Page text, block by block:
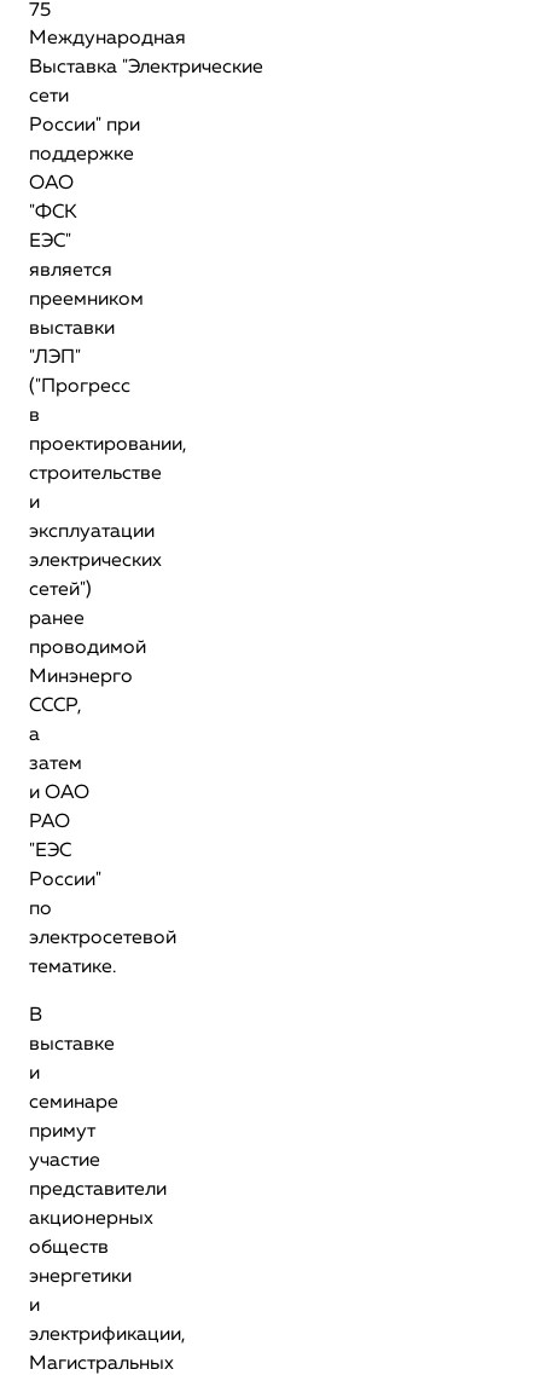
75
Международная
Выставка "Электрические
сети
России" при
поддержке
ОАО
"ФСК
ЕЭС"
является
преемником
выставки
"ЛЭП"
("Прогресс
в
проектировании,
строительстве
и
эксплуатации
электрических
сетей")
ранее
проводимой
Минэнерго
СССР,
а
затем
и ОАО
РАО
"ЕЭС
России"
по
электросетевой
тематике.
В
выставке
и
семинаре
примут
участие
представители
акционерных
обществ
энергетики
и
электрификации,
Магистральных